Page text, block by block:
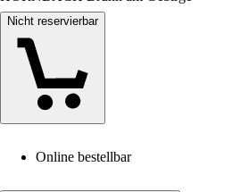
Nicht reservierbar
Online bestellbar